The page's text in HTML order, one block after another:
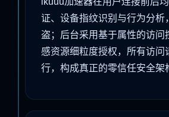
证、设备指纹识别与行为分析
盗；后台采用基于属性的访问
感资源细粒度授权，所有访问
行，构成真正的零信任安全架